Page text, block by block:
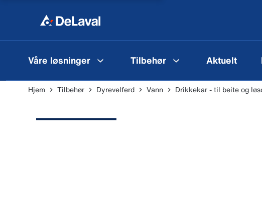
Våre løsninger Tilbehør Aktuelt
Hjem Tilbehør Dyrevelferd Vann Drikkekar - til beite og